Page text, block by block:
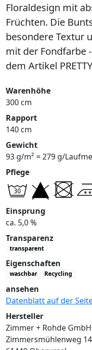
Floraldesign mit
Früchten. Die
besondere Textur
mit der Fondfarbe
dem Artikel
Warenhöhe
300 cm
Rapport
140 cm
Gewicht
93 g/m² = 279 g/
Pflege
Einsprung
ca. 5,0 %
Transparenz
transparent
Eigenschaften
waschbar Recycling
ansehen
Datenblatt auf der
Hersteller
Zimmer + Rohde GmbH
Zimmersmühlenweg